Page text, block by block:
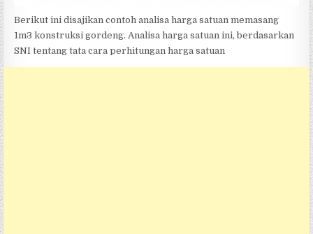
Berikut ini disajikan contoh analisa harga satuan memasang
1m3 konstruksi gordeng. Analisa harga satuan ini, berdasarkan
SNI tentang tata cara perhitungan harga satuan